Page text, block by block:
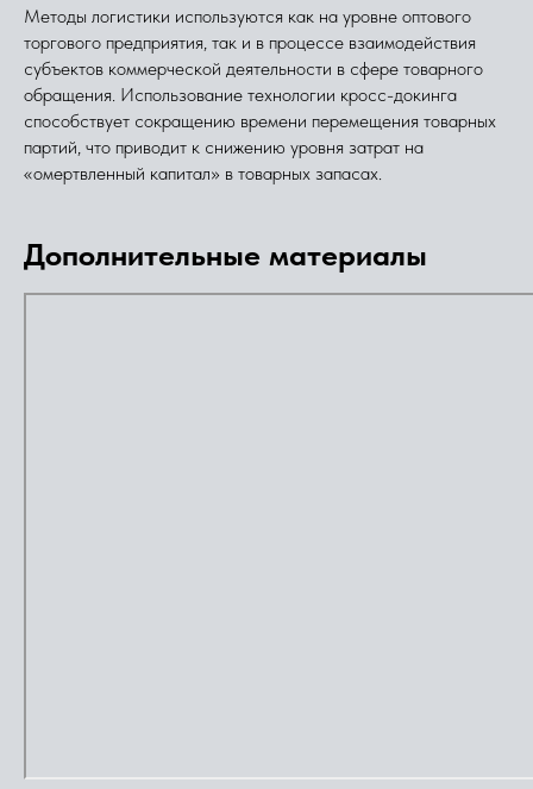
Методы логистики используются как на уровне оптового
торгового предприятия, так и в процессе взаимодействия
субъектов коммерческой деятельности в сфере товарного
обращения. Использование технологии кросс-докинга
способствует сокращению времени перемещения товарных
партий, что приводит к снижению уровня затрат на
«омертвленный капитал» в товарных запасах.
Дополнительные материалы